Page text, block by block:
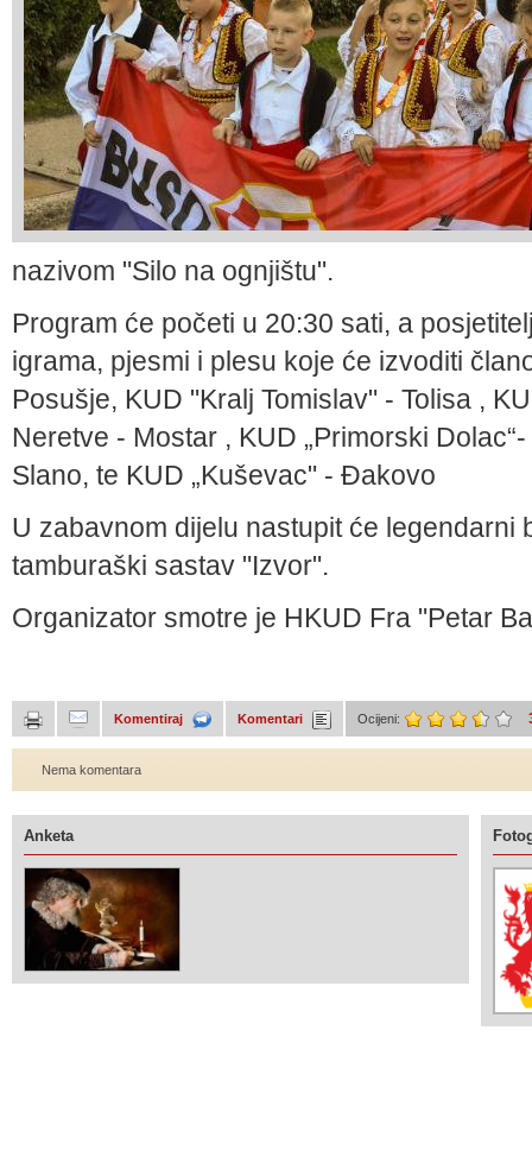
nazivom "Silo na ognjištu".
Program će početi u 20:30 sati, a
igrama, pjesmi i plesu koje će izvoditi
Posušje, KUD "Kralj Tomislav" - Tolisa ,
Neretve - Mostar , KUD „Primorski
Slano, te KUD „Kuševac" - Đakovo
U zabavnom dijelu nastupit će legendarni
tamburaški sastav "Izvor".
Organizator smotre je HKUD Fra "Petar
Komentiraj Komentari Ocijeni:
Nema komentara
Anketa